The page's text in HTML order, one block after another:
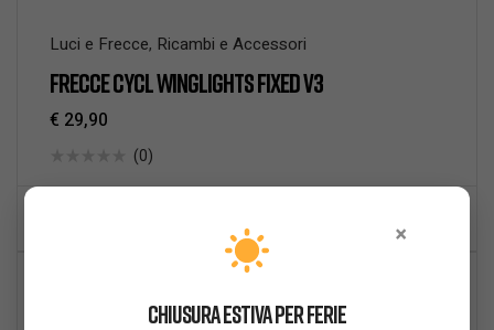
Luci e Frecce, Ricambi e Accessori
FRECCE CYCL WINGLIGHTS FIXED V3
€ 29,90
(0)
NON DISPONIBILE
×
Chiusura Estiva per Ferie